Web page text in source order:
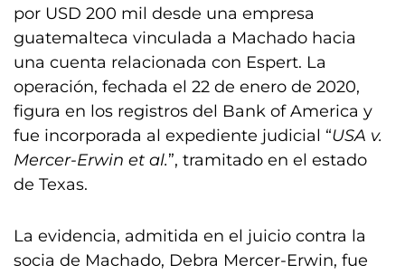
por USD 200 mil desde una empresa
guatemalteca vinculada a Machado hacia
una cuenta relacionada con Espert. La
operación, fechada el 22 de enero de 2020,
figura en los registros del Bank of America y
fue incorporada al expediente judicial “USA v.
Mercer-Erwin et al.”, tramitado en el estado
de Texas.
La evidencia, admitida en el juicio contra la
socia de Machado, Debra Mercer-Erwin, fue